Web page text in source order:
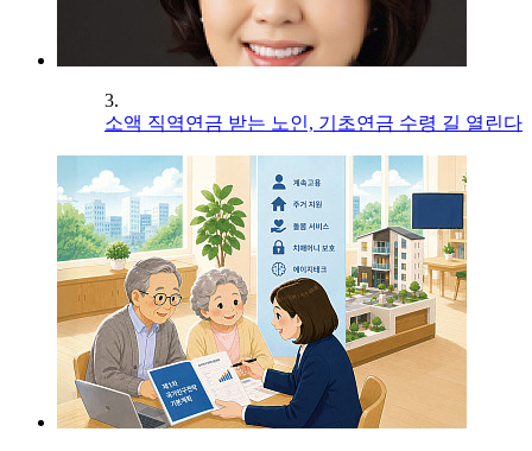
3.
소액 직역연금 받는 노인, 기초연금 수령 길 열린다